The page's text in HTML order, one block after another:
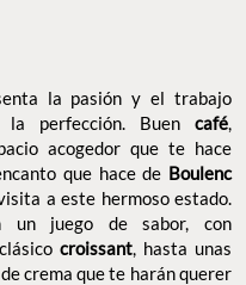
la pasión y el trabajo
la perfección. Buen café
acogedor que te hace
que hace de Boulenc
a este hermoso estado.
un juego de sabor, con
croissant , hasta unas
crema que te harán querer